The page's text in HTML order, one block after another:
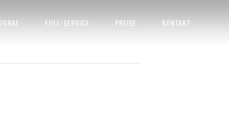
FULL-SERVICE PREISE KONTAKT